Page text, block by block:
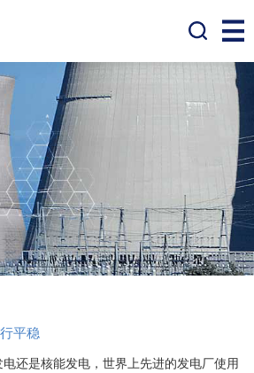
平稳
还是核能发电，世界上先进的发电厂使用